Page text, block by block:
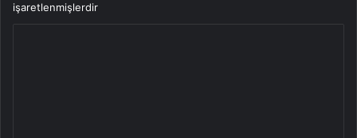
işaretlenmişlerdir